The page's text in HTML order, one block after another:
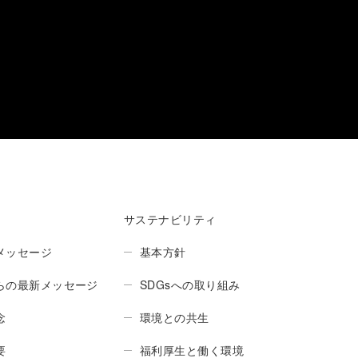
ッセージ
の最新メッセージ
サステナビリティ
基本方針
SDGsへの取り組み
環境との共生
福利厚生と働く環境